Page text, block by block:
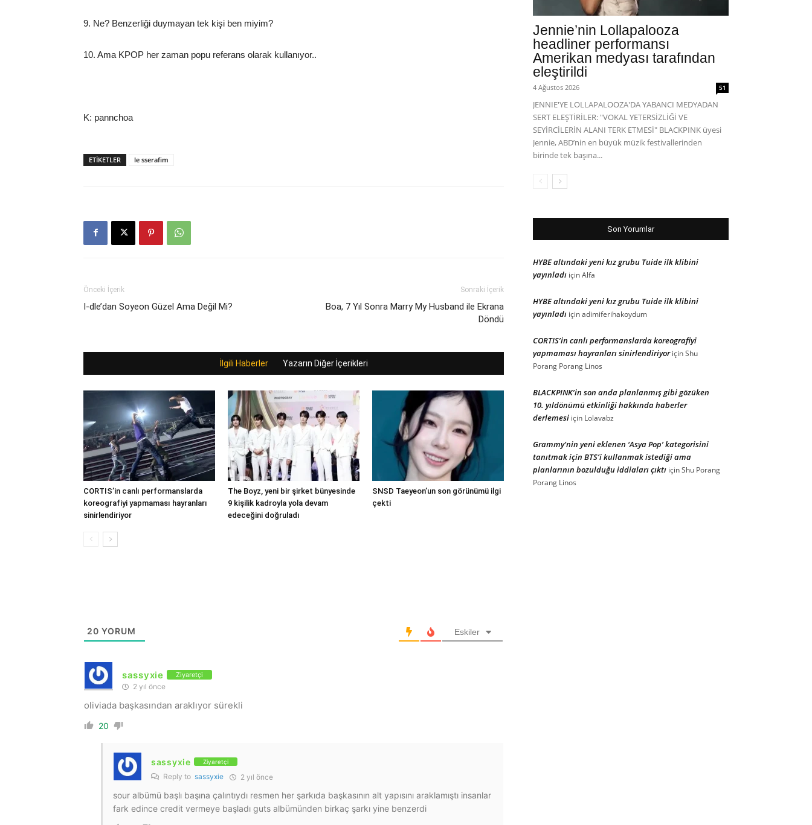
9. Ne? Benzerliği duymayan tek kişi ben miyim?
10. Ama KPOP her zaman popu referans olarak kullanıyor..
K: pannchoa
ETIKETLER le sserafim
Önceki İçerik
I-dle’dan Soyeon Güzel Ama Değil Mi?
Sonraki İçerik
Boa, 7 Yıl Sonra Marry My Husband ile Ekrana
Döndü
İlgili Haberler Yazarın Diğer İçerikleri
CORTIS’in canlı performanslarda
koreografiyi yapmaması hayranları
sinirlendiriyor
The Boyz, yeni bir şirket bünyesinde
9 kişilik kadroyla yola devam
edeceğini doğruladı
SNSD Taeyeon’un son görünümü ilgi
çekti
20 YORUM Eskiler
sassyxie Ziyaretçi
2 yıl önce
oliviada başkasından araklıyor sürekli
20
sassyxie Ziyaretçi
Reply to sassyxie 2 yıl önce
sour albümü başlı başına çalıntıydı resmen her şarkıda başkasının alt yapısını araklamıştı insanlar
fark edince credit vermeye başladı guts albümünden birkaç şarkı yine benzerdi
Jennie’nin Lollapalooza
headliner performansı
Amerikan medyası tarafından
eleştirildi
4 Ağustos 2026 51
JENNIE'YE LOLLAPALOOZA'DA YABANCI MEDYADAN
SERT ELEŞTİRİLER: "VOKAL YETERSİZLİĞİ VE
SEYİRCİLERİN ALANI TERK ETMESİ" BLACKPINK üyesi
Jennie, ABD’nin en büyük müzik festivallerinden
birinde tek başına...
Son Yorumlar
HYBE altındaki yeni kız grubu Tuide ilk klibini
yayınladı içinAlfa
HYBE altındaki yeni kız grubu Tuide ilk klibini
yayınladı içinadimiferihakoydum
CORTIS’in canlı performanslarda koreografiyi
yapmaması hayranları sinirlendiriyoriçinShu
Porang Porang Linos
BLACKPINK’in son anda planlanmış gibi gözüken
10. yıldönümü etkinliği hakkında haberler
derlemesi için Lolavabz
Grammy’nin yeni eklenen ‘Asya Pop’ kategorisini
tanıtmak için BTS’i kullanmak istediği ama
planlarının bozulduğu iddiaları çıktı içinShu Porang
Porang Linos